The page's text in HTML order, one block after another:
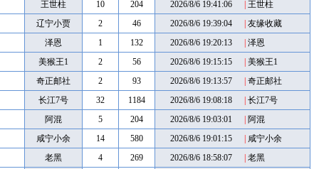
王世柱
10 204 2026/8/6 19:41:06
王世柱
辽宁小贾
2 46 2026/8/6 19:39:04
友缘收藏
泽恩
1 132 2026/8/6 19:20:13
泽恩
美猴王1
2 56 2026/8/6 19:15:15
美猴王1
奇正邮社
2 93 2026/8/6 19:13:57
奇正邮社
长江7号
32 1184 2026/8/6 19:08:18
长江7号
阿混
5 204 2026/8/6 19:03:01
阿混
咸宁小余
14 580 2026/8/6 19:01:15
咸宁小余
老黑
4 269 2026/8/6 18:58:07
老黑